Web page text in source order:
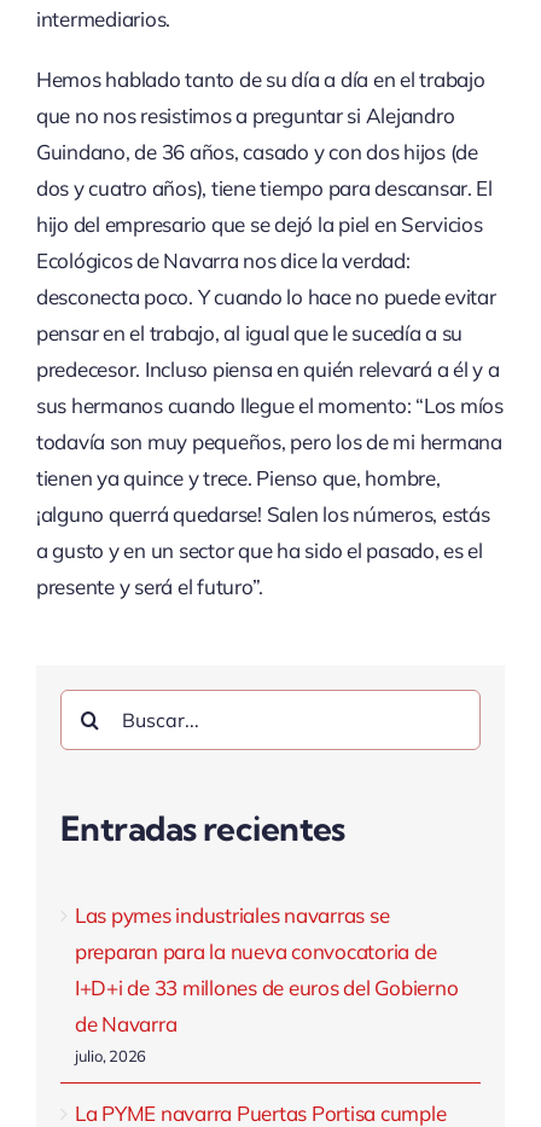
intermediarios.
Hemos hablado tanto de su día a día en el trabajo
que no nos resistimos a preguntar si Alejandro
Guindano, de 36 años, casado y con dos hijos (de
dos y cuatro años), tiene tiempo para descansar. El
hijo del empresario que se dejó la piel en Servicios
Ecológicos de Navarra nos dice la verdad:
desconecta poco. Y cuando lo hace no puede evitar
pensar en el trabajo, al igual que le sucedía a su
predecesor. Incluso piensa en quién relevará a él y a
sus hermanos cuando llegue el momento: “Los míos
todavía son muy pequeños, pero los de mi hermana
tienen ya quince y trece. Pienso que, hombre,
¡alguno querrá quedarse! Salen los números, estás
a gusto y en un sector que ha sido el pasado, es el
presente y será el futuro”.
Buscar:
Entradas recientes
Las pymes industriales navarras se
preparan para la nueva convocatoria de
I+D+i de 33 millones de euros del Gobierno
de Navarra
julio, 2026
La PYME navarra Puertas Portisa cumple